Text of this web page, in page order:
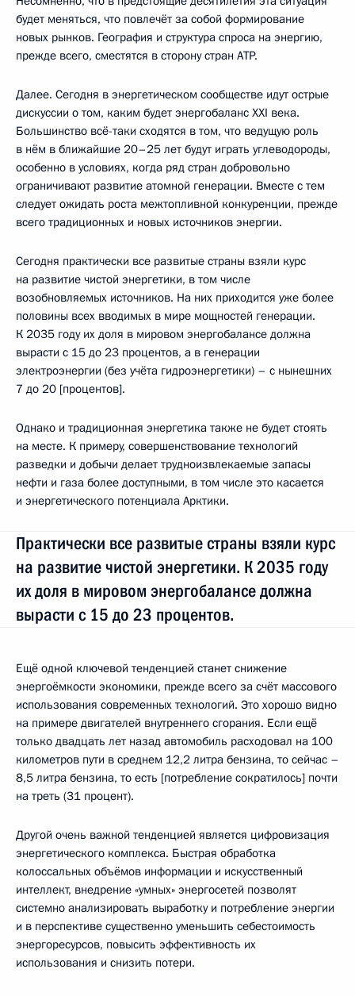
будет меняться, что повлечёт за собой формирование
новых рынков. География и структура спроса на энергию,
прежде всего, сместятся в сторону стран АТР.
Далее. Сегодня в энергетическом сообществе идут острые
дискуссии о том, каким будет энергобаланс XXI века.
Большинство всё-таки сходятся в том, что ведущую роль
в нём в ближайшие 20–25 лет будут играть углеводороды,
особенно в условиях, когда ряд стран добровольно
ограничивают развитие атомной генерации. Вместе с тем
следует ожидать роста межтопливной конкуренции, прежде
всего традиционных и новых источников энергии.
Сегодня практически все развитые страны взяли курс
на развитие чистой энергетики, в том числе
возобновляемых источников. На них приходится уже более
половины всех вводимых в мире мощностей генерации.
К 2035 году их доля в мировом энергобалансе должна
вырасти с 15 до 23 процентов, а в генерации
электроэнергии (без учёта гидроэнергетики) – с нынешних
7 до 20 [процентов].
Однако и традиционная энергетика также не будет стоять
на месте. К примеру, совершенствование технологий
разведки и добычи делает трудноизвлекаемые запасы
нефти и газа более доступными, в том числе это касается
и энергетического потенциала Арктики.
Практически все развитые страны взяли курс
на развитие чистой энергетики. К 2035 году
их доля в мировом энергобалансе должна
вырасти с 15 до 23 процентов.
Ещё одной ключевой тенденцией станет снижение
энергоёмкости экономики, прежде всего за счёт массового
использования современных технологий. Это хорошо видно
на примере двигателей внутреннего сгорания. Если ещё
только двадцать лет назад автомобиль расходовал на 100
километров пути в среднем 12,2 литра бензина, то сейчас –
8,5 литра бензина, то есть [потребление сократилось] почти
на треть (31 процент).
Другой очень важной тенденцией является цифровизация
энергетического комплекса. Быстрая обработка
колоссальных объёмов информации и искусственный
интеллект, внедрение «умных» энергосетей позволят
системно анализировать выработку и потребление энергии
и в перспективе существенно уменьшить себестоимость
энергоресурсов, повысить эффективность их
использования и снизить потери.